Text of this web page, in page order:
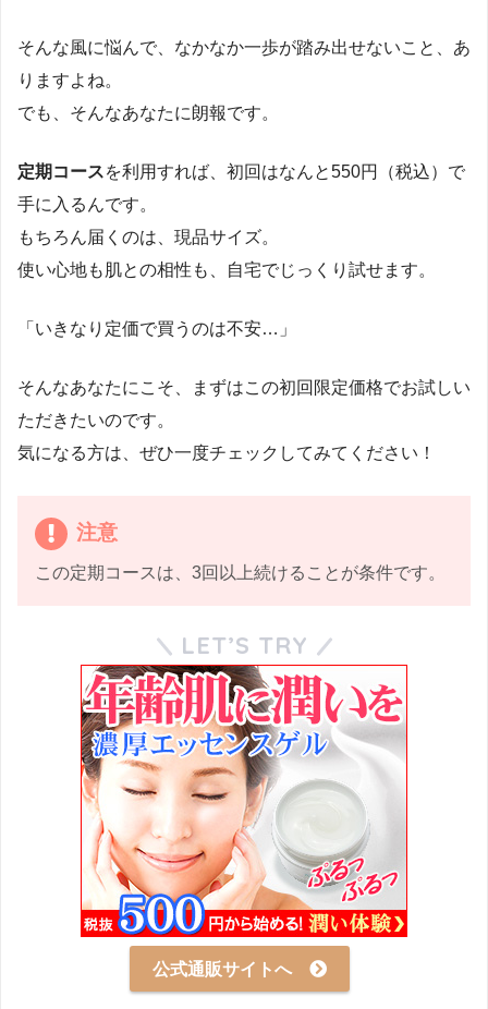
そんな風に悩んで、なかなか一歩が踏み出せないこと、あ
りますよね。
でも、そんなあなたに朗報です。
定期コースを利用すれば、初回はなんと550円（税込）で
手に入るんです。
もちろん届くのは、現品サイズ。
使い心地も肌との相性も、自宅でじっくり試せます。
「いきなり定価で買うのは不安…」
そんなあなたにこそ、まずはこの初回限定価格でお試しい
ただきたいのです。
気になる方は、ぜひ一度チェックしてみてください！
注意
この定期コースは、3回以上続けることが条件です。
LET’S TRY
公式通販サイトへ